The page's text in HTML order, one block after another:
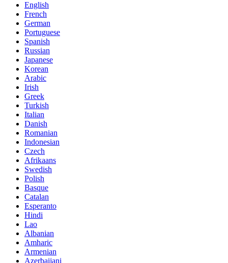
English
French
German
Portuguese
Spanish
Russian
Japanese
Korean
Arabic
Irish
Greek
Turkish
Italian
Danish
Romanian
Indonesian
Czech
Afrikaans
Swedish
Polish
Basque
Catalan
Esperanto
Hindi
Lao
Albanian
Amharic
Armenian
Azerbaijani